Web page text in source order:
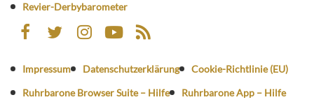
Revier-Derbybarometer
Impressum Datenschutzerklärung
Cookie-Richtlinie (EU)
Ruhrbarone Browser Suite – Hilfe
Ruhrbarone App – Hilfe